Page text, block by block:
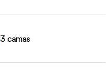
3 camas